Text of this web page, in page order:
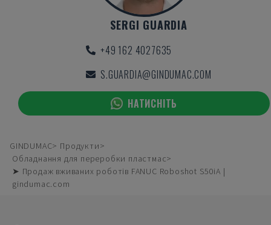
SERGI GUARDIA
+49 162 4027635
S.GUARDIA@GINDUMAC.COM
НАТИСНІТЬ
GINDUMAC
Продукти
Обладнання для переробки пластмас
➤ Продаж вживаних роботів FANUC Roboshot S50iA |
gindumac.com